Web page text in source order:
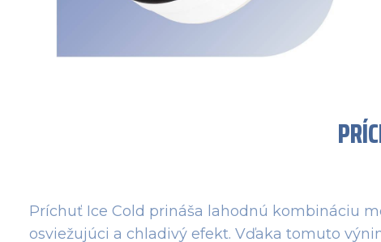
Príchuť Ice Cold prináša lahodnú kombináciu
osviežujúci a chladivý efekt. Vďaka tomuto